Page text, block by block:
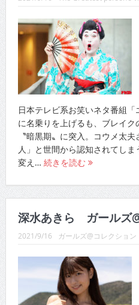
日本テレビ系お笑いネタ番組「
に名乗りを上げるも、ブレイ
〝暗黒期〟に突入。コウメ太夫
人」と世間から認知されてし
変え…続きを読む
2021/9/16 ガールズ@コレクション